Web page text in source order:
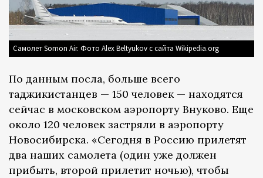
Самолет Somon Air. Фото Alex Beltyukov с сайта Wikipedia.org
По данным посла, больше всего
таджикистанцев — 150 человек — находятся
сейчас в московском аэропорту Внуково. Еще
около 120 человек застряли в аэропорту
Новосибирска. «Сегодня в Россию прилетят
два наших самолета (один уже должен
прибыть, второй прилетит ночью), чтобы